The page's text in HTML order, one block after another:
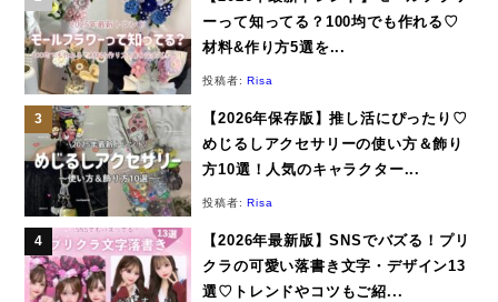
ーって知ってる？100均でも作れる♡
材料&作り方5選を...
投稿者:Risa
【2026年保存版】推し活にぴったり♡
めじるしアクセサリーの使い方＆飾り
方10選！人気のキャラクター...
投稿者:Risa
【2026年最新版】SNSでバズる！プリ
クラの可愛い落書き文字・デザイン13
選♡トレンドやコツもご紹...